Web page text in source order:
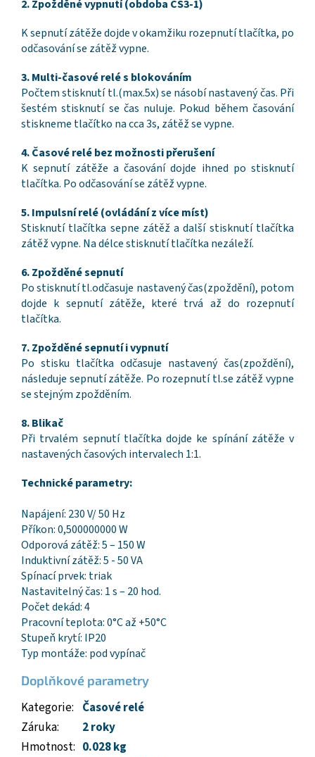
2. Zpožděné vypnutí (obdoba CS3-1)
K sepnutí zátěže dojde v okamžiku rozepnutí tlačítka, po
odčasování se zátěž vypne.
3. Multi-časové relé s blokováním
Počtem stisknutí tl.(max.5x) se násobí nastavený čas. Při
šestém stisknutí se čas nuluje. Pokud během časování
stiskneme tlačítko na cca 3s, zátěž se vypne.
4. Časové relé bez možnosti přerušení
K sepnutí zátěže a časování dojde ihned po stisknutí
tlačítka. Po odčasování se zátěž vypne.
5. Impulsní relé (ovládání z více míst)
Stisknutí tlačítka sepne zátěž a další stisknutí tlačítka
zátěž vypne. Na délce stisknutí tlačítka nezáleží.
6. Zpožděné sepnutí
Po stisknutí tl.odčasuje nastavený čas(zpoždění), potom
dojde k sepnutí zátěže, které trvá až do rozepnutí
tlačítka.
7. Zpožděné sepnutí i vypnutí
Po stisku tlačítka odčasuje nastavený čas(zpoždění),
následuje sepnutí zátěže. Po rozepnutí tl.se zátěž vypne
se stejným zpožděním.
8. Blikač
Při trvalém sepnutí tlačítka dojde ke spínání zátěže v
nastavených časových intervalech 1:1.
Technické parametry:
Napájení: 230 V/ 50 Hz
Příkon: 0,500000000 W
Odporová zátěž: 5 – 150 W
Induktivní zátěž: 5 - 50 VA
Spínací prvek: triak
Nastavitelný čas: 1 s – 20 hod.
Počet dekád: 4
Pracovní teplota: 0°C až +50°C
Stupeň krytí: IP20
Typ montáže: pod vypínač
Doplňkové parametry
Kategorie: Časové relé
Záruka:
2 roky
Hmotnost: 0.028 kg